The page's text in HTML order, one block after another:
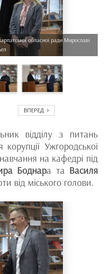
обласної ради Мирославі
ВПЕРЕД
відділу з питань
Ужгородської
на кафедрі під
Боднара та Василя
від міського голови.